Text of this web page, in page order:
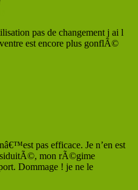
pas de changement j ai l
est encore plus gonflÃ©
pas efficace. Je n’en est
mon rÃ©gime
Dommage ! je ne le